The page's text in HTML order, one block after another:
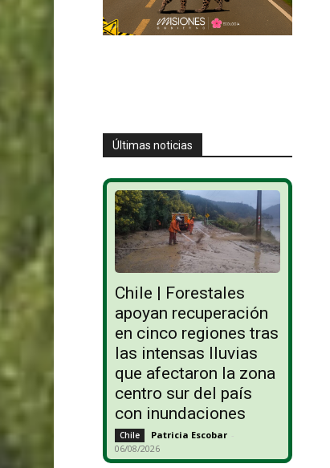
Últimas noticias
Chile | Forestales
apoyan recuperación
en cinco regiones tras
las intensas lluvias
que afectaron la zona
centro sur del país
con inundaciones
Chile Patricia Escobar -
06/08/2026